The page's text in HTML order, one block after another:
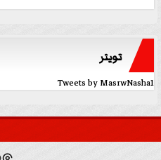
تويتر
Tweets by MasrwNasha1